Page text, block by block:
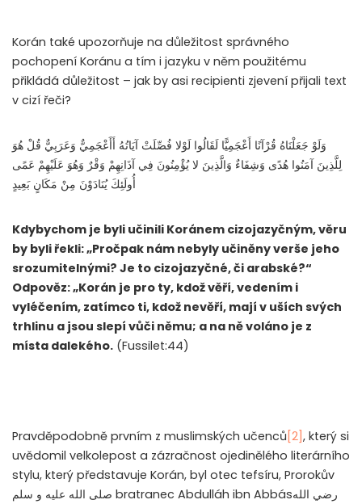
Korán také upozorňuje na důležitost správného
pochopení Koránu a tím i jazyku v něm použitému
přikládá důležitost – jak by asi recipienti zjevení přijali text
v cizí řeči?
وَلَوْ جَعَلْنَاهُ قُرْآنًا أَعْجَمِيًّا لَقَالُوا لَوْلا فُصِّلَتْ آيَاتُهُ أَأَعْجَمِيٌّ وَعَرَبِيٌّ قُلْ هُوَ
لِلَّذِينَ آمَنُوا هُدًى وَشِفَاءٌ وَالَّذِينَ لا يُؤْمِنُونَ فِي آذَانِهِمْ وَقْرٌ وَهُوَ عَلَيْهِمْ عَمًى
أُولَئِكَ يُنَادَوْنَ مِنْ مَكَانٍ بَعِيدٍ
Kdybychom je byli učinili Koránem cizojazyčným, věru
by byli řekli: „Pročpak nám nebyly učiněny verše jeho
srozumitelnými? Je to cizojazyčné, či arabské?“
Odpověz: „Korán je pro ty, kdož věří, vedením i
vyléčením, zatímco ti, kdož nevěří, mají v uších svých
trhlinu a jsou slepí vůči němu; a na ně voláno je z
místa dalekého. (Fussilet:44)
Pravděpodobně prvním z muslimských učenců [2] , který si
uvědomil velkolepost a zázračnost ojedinělého literárního
stylu, který představuje Korán, byl otec tefsíru, Prorokův
صلى الله عليه و سلم bratranec Abdulláh ibn Abbásرضي الله